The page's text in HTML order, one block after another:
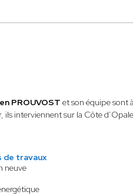
PROUVOST et son équipe sont
ils interviennent sur la Côte
de travaux
neuve